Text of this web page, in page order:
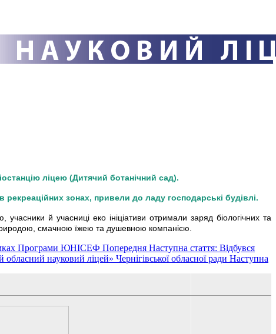
ліцею (Дитячий ботанічний сад).
зонах, привели до ладу господарські будівлі.
й учасниці еко ініціативи отримали заряд біологічних та
смачною їжею та душевною компанією.
Програми ЮНІСЕФ Попередня Наступна стаття: Відбувся
науковий ліцей» Чернігівської обласної ради Наступна